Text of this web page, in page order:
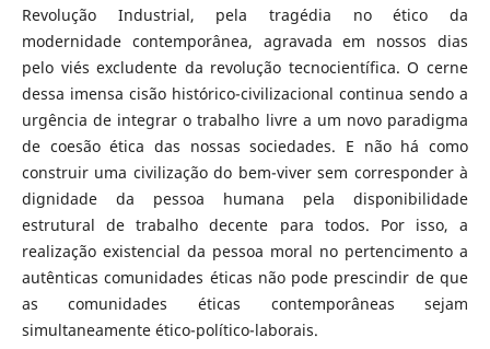
Revolução Industrial, pela tragédia no ético da
modernidade contemporânea, agravada em nossos dias
pelo viés excludente da revolução tecnocientífica. O cerne
dessa imensa cisão histórico-civilizacional continua sendo a
urgência de integrar o trabalho livre a um novo paradigma
de coesão ética das nossas sociedades. E não há como
construir uma civilização do bem-viver sem corresponder à
dignidade da pessoa humana pela disponibilidade
estrutural de trabalho decente para todos. Por isso, a
realização existencial da pessoa moral no pertencimento a
autênticas comunidades éticas não pode prescindir de que
as comunidades éticas contemporâneas sejam
simultaneamente ético-político-laborais.